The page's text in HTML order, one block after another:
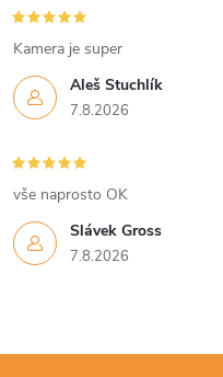
Aleš Stuchlík
7.8.2026
Kamera je super
Slávek Gross
7.8.2026
vše naprosto OK